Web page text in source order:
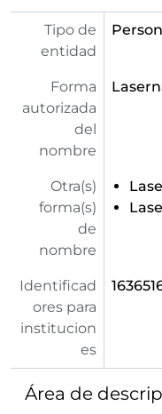
Tipo de
entidad
Forma
autorizada
del
nombre
Otra(s)
forma(s)
de
nombre
Identificad
ores para
institucion
es
Área de